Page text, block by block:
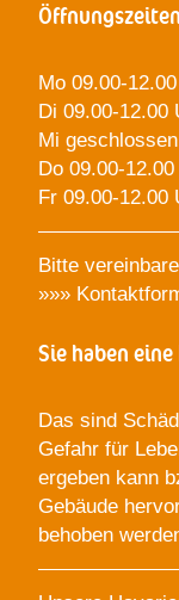
Öffnungszeiten
Mo 09.00-
Di 09.00-12.00
Mi geschlossen
Do 09.00-
Fr 09.00-12.00
Bitte
»»»
Sie haben eine
Das sind
Gefahr für
ergeben kann
Gebäude
behoben